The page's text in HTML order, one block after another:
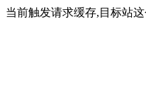
当前触发请求缓存,目标站